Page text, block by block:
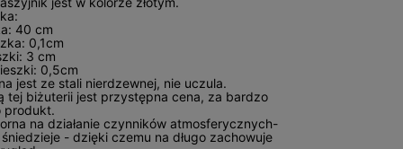
40 cm
0,1cm
3 cm
0,5cm
jest ze stali nierdzewnej, nie uczula.
tej biżuterii jest przystępna cena, za bardzo
produkt.
na działanie czynników atmosferycznych-
- dzięki czemu na długo zachowuje